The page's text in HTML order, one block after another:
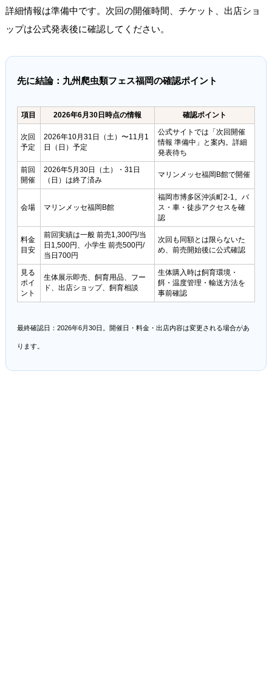
詳細情報は準備中です。次回の開催時間、チケット、出店ショ
ップは公式発表後に確認してください。
先に結論：九州爬虫類フェス福岡の確認ポイント
項目 2026年6月30日時点の情報 確認ポイント
次回
予定
2026年10月31日（土）〜11月1
日（日）予定
公式サイトでは「次回開催
情報 準備中」と案内。詳細
発表待ち
前回
開催
2026年5月30日（土）・31日
（日）は終了済み
マリンメッセ福岡B館で開催
会場 マリンメッセ福岡B館
福岡市博多区沖浜町2-1。バ
ス・車・徒歩アクセスを確
認
料金
目安
前回実績は一般 前売1,300円/当
日1,500円、小学生 前売500円/
当日700円
次回も同額とは限らないた
め、前売開始後に公式確認
見る
ポイ
ント
生体展示即売、飼育用品、フー
ド、出店ショップ、飼育相談
生体購入時は飼育環境・
餌・温度管理・輸送方法を
事前確認
最終確認日：2026年6月30日。開催日・料金・出店内容は変更される場合があ
ります。